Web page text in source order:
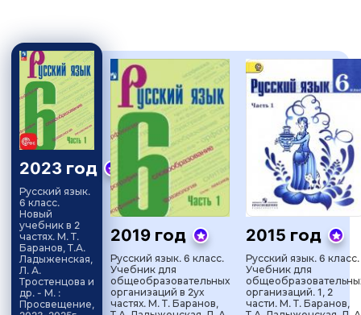
2023 год
Русский язык.
6 класс.
Новый
учебник в 2
частях. М. Т.
Баранов, Т.А.
Ладыженская,
Л. А.
Тростенцова и
др. - М. :
Просвещение,
2019 год
Русский язык. 6 класс.
Учебник для
общеобразовательных
организаций в 2ух
частях. М. Т. Баранов,
2015 год
Русский язык. 6 класс.
Учебник для
организаций. 1, 2
части. М. Т. Баранов,